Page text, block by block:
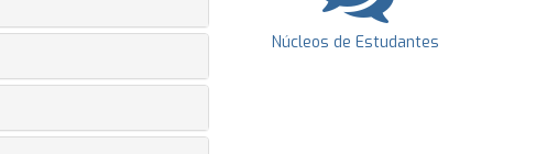
Núcleos de Estudantes